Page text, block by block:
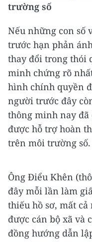
trường số
Nếu những con số
trước hạn phản
thay đổi trong thói
minh chứng rõ
hình chính quyền
người trước đây
thông minh nay đã
được hỗ trợ hoàn
trên môi trường số.
Ông Điểu Khên
đây mỗi lần làm
thiếu hồ sơ, mất cả
được cán bộ xã và
đồng hướng dẫn